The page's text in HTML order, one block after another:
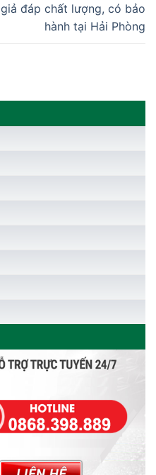
giả đáp chất lượng, có bảo
hành tại Hải Phòng